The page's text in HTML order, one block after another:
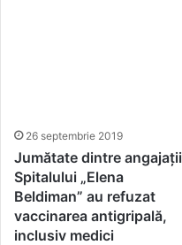
26 septembrie 2019
Jumătate dintre angajații
Spitalului „Elena
Beldiman” au refuzat
vaccinarea antigripală,
inclusiv medici